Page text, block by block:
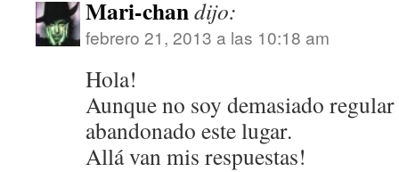
Mari-chandijo:
febrero 21, 2013 a las 10:18 am
Hola!
Aunque no soy demasiado
abandonado este lugar.
Allá van mis respuestas!